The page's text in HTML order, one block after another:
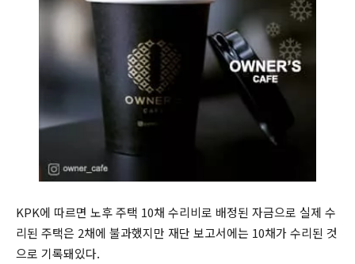
KPK에 따르면 노후 주택 10채 수리비로 배정된 자금으로 실제 수
리된 주택은 2채에 불과했지만 재단 보고서에는 10채가 수리된 것
으로 기록돼있다.